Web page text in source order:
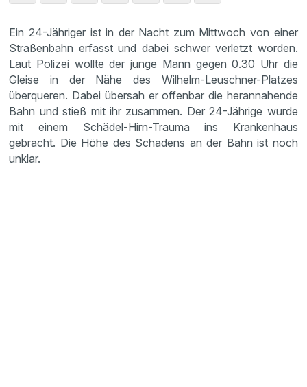
Ein 24-Jähriger ist in der Nacht zum Mittwoch von einer
Straßen­bahn erfasst und dabei schwer verletzt worden.
Laut Polizei wollte der junge Mann gegen 0.30 Uhr die
Gleise in der Nähe des Wilhelm-Leuschner-Platzes
überqueren. Dabei übersah er offenbar die heran­na­hende
Bahn und stieß mit ihr zusammen. Der 24-Jährige wurde
mit einem Schädel-Hirn-Trauma ins Kranken­haus
gebracht. Die Höhe des Schadens an der Bahn ist noch
unklar.